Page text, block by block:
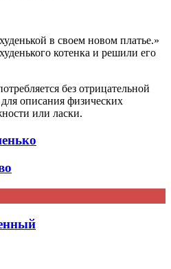
в своем новом платье.»
котенка и решили его
без отрицательной
описания физических
или ласки.